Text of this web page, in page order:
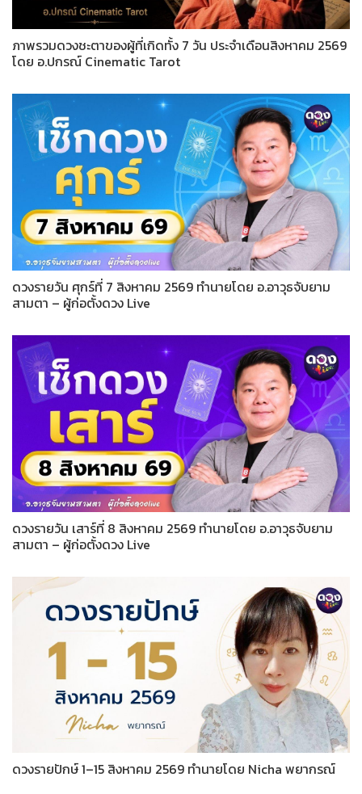
ภาพรวมดวงชะตาของผู้ที่เกิดทั้ง 7 วัน ประจำเดือนสิงหาคม 2569
โดย อ.ปกรณ์ Cinematic Tarot
ดวงรายวัน ศุกร์ที่ 7 สิงหาคม 2569 ทำนายโดย อ.อาวุธจับยาม
สามตา – ผู้ก่อตั้งดวง Live
ดวงรายวัน เสาร์ที่ 8 สิงหาคม 2569 ทำนายโดย อ.อาวุธจับยาม
สามตา – ผู้ก่อตั้งดวง Live
ดวงรายปักษ์ 1–15 สิงหาคม 2569 ทำนายโดย Nicha พยากรณ์